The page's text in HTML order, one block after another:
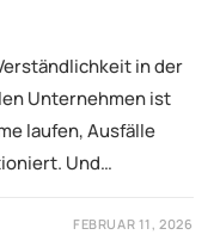
in der
Unternehmen ist
laufen, Ausfälle
Und…
FEBRUAR 11, 2026